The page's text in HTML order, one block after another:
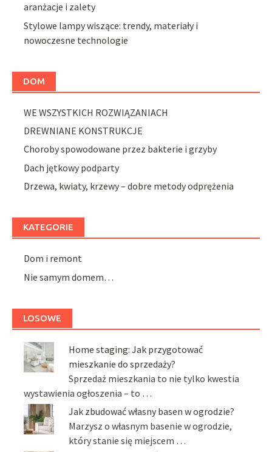
aranżacje i zalety
Stylowe lampy wiszące: trendy, materiały i
nowoczesne technologie
DOM
WE WSZYSTKICH ROZWIĄZANIACH
DREWNIANE KONSTRUKCJE
Choroby spowodowane przez bakterie i grzyby
Dach jętkowy podparty
Drzewa, kwiaty, krzewy – dobre metody odprężenia
KATEGORIE
Dom i remont
Nie samym domem…
LOSOWE
Home staging: Jak przygotować
mieszkanie do sprzedaży?
Sprzedaż mieszkania to nie tylko kwestia
wystawienia ogłoszenia – to …
Jak zbudować własny basen w ogrodzie?
Marzysz o własnym basenie w ogrodzie,
który stanie się miejscem …